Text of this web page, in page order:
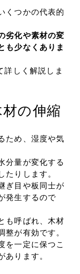
くつかの代表的
劣化や素材の変
も少なくありま
詳しく解説しま
の伸縮
ため、湿度や気
分量が変化する
たりします。
ぎ目や板同士が
発生するので
も呼ばれ、木材
整が有効です。
を一定に保つこ
あります。